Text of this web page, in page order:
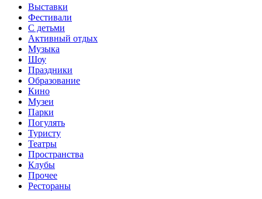
Выставки
Фестивали
С детьми
Активный отдых
Музыка
Шоу
Праздники
Образование
Кино
Музеи
Парки
Погулять
Туристу
Театры
Пространства
Клубы
Прочее
Рестораны